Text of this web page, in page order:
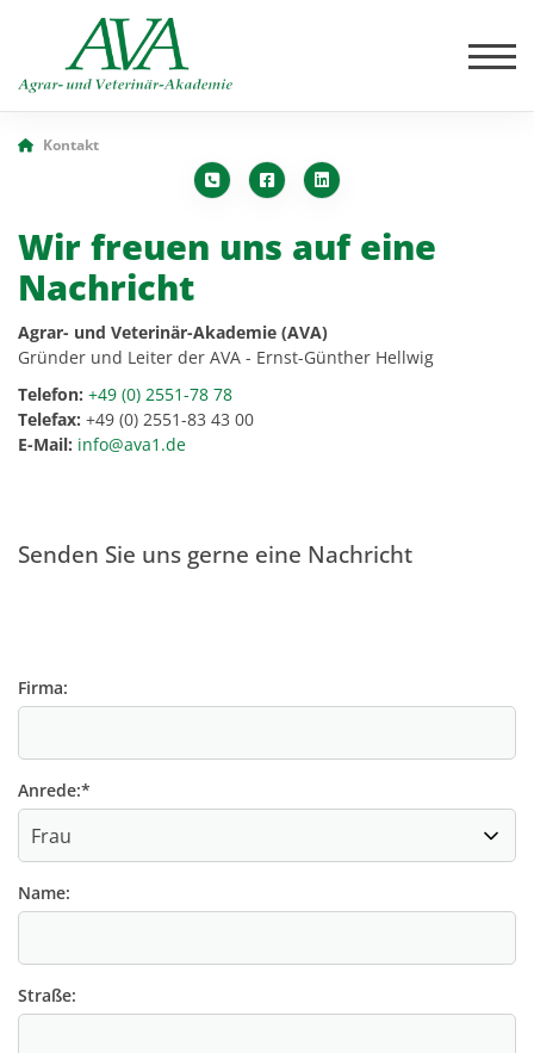
Kontakt
Wir freuen uns auf eine
Nachricht
Agrar- und Veterinär-Akademie (AVA)
Gründer und Leiter der AVA - Ernst-Günther Hellwig
Telefon: +49 (0) 2551-78 78
Telefax: +49 (0) 2551-83 43 00
E-Mail: info@ava1.de
Senden Sie uns gerne eine Nachricht
Firma:
Anrede:*
Name:
Straße: